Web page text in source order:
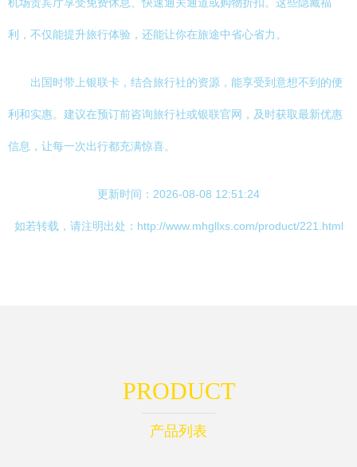
利，不仅能提升旅行体验，还能让你在旅途中省心省力。
出国时带上银联卡，结合旅行社的资源，能享受到意想不到的便
利和实惠。建议在预订前咨询旅行社或银联官网，及时获取最新优惠
信息，让每一次出行都充满惊喜。
更新时间：2026-08-08 12:51:24
如若转载，请注明出处：http://www.mhgllxs.com/product/221.html
PRODUCT
产品列表